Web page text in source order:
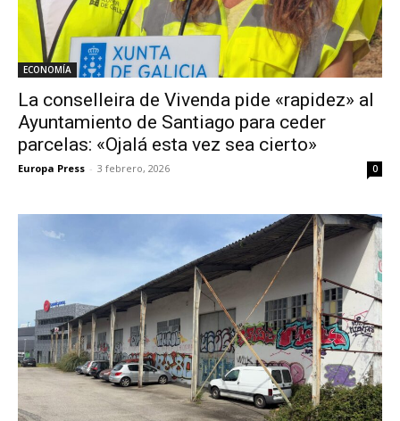
ECONOMÍA
La conselleira de Vivenda pide «rapidez» al
Ayuntamiento de Santiago para ceder
parcelas: «Ojalá esta vez sea cierto»
Europa Press - 3 febrero, 2026 0